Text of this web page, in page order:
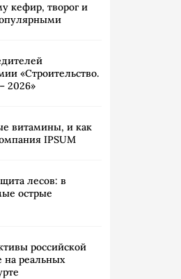
кефир, творог и
«Строительство.
2026»
витамины, и как
IPSUM
лесов: в
острые
российской
на реальных